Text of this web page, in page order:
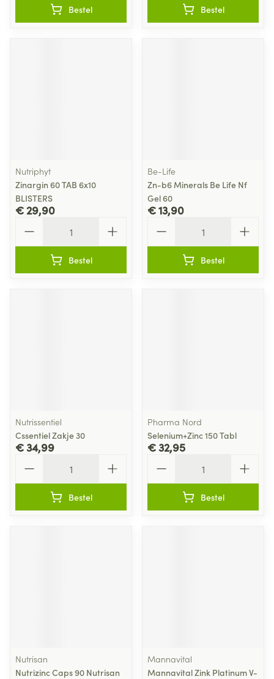
Bestel Bestel
Nutriphyt
Zinargin 60 TAB 6x10
BLISTERS
€ 29,90
Bestel
Be-Life
Zn-b6 Minerals Be Life Nf
Gel 60
€ 13,90
Bestel
Nutrissentiel
Cssentiel Zakje 30
€ 34,99
Bestel
Pharma Nord
Selenium+Zinc 150 Tabl
€ 32,95
Bestel
Nutrisan
Nutrizinc Caps 90 Nutrisan
Mannavital
Mannavital Zink Platinum V-